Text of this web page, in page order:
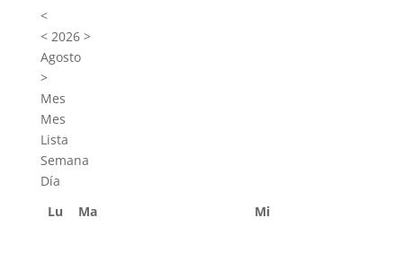
<
<2026 >
Agosto
>
Mes
Mes
Lista
Semana
Día
Lu
Ma Mi